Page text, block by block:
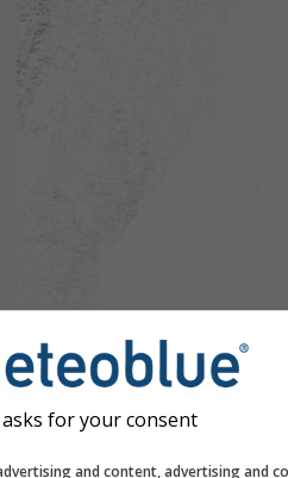
asks for your consent
and content, advertising and